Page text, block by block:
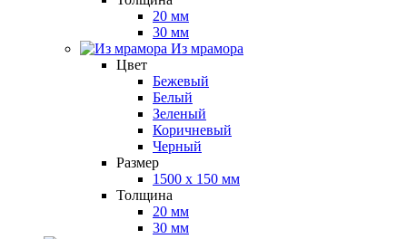
20 мм
30 мм
Из мрамора
Цвет
Бежевый
Белый
Зеленый
Коричневый
Черный
Размер
1500 x 150 мм
Толщина
20 мм
30 мм